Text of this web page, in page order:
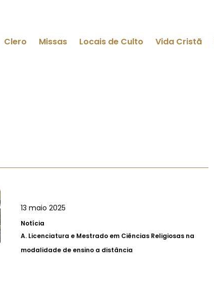
Clero Missas Locais de Culto Vida Cristã
13 maio 2025
Notícia
A. Licenciatura e Mestrado em Ciências Religiosas na
modalidade de ensino a distância